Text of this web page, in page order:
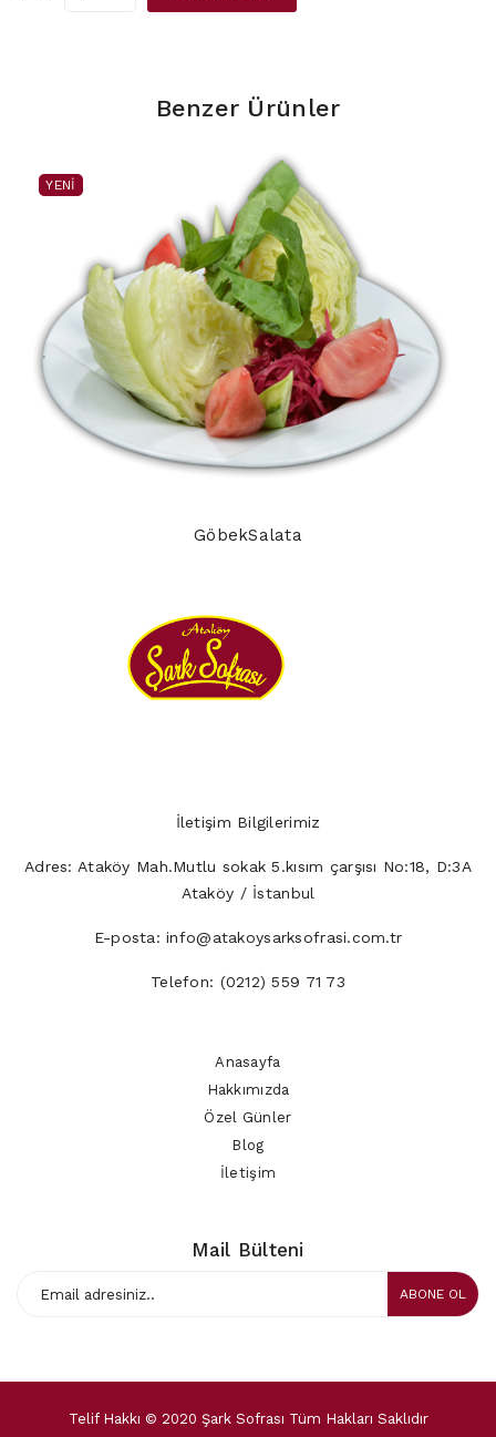
Benzer Ürünler
YENI
GöbekSalata
İletişim Bilgilerimiz
Adres: Ataköy Mah.Mutlu sokak 5.kısım çarşısı No:18, D:3A
Ataköy / İstanbul
E-posta: info@atakoysarksofrasi.com.tr
Telefon: (0212) 559 71 73
Anasayfa
Hakkımızda
Özel Günler
Blog
İletişim
Mail Bülteni
ABONE OL
Telif Hakkı © 2020 Şark Sofrası Tüm Hakları Saklıdır